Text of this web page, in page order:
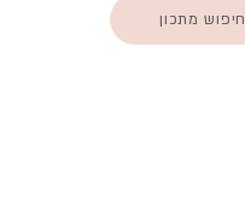
חיפוש מתכון